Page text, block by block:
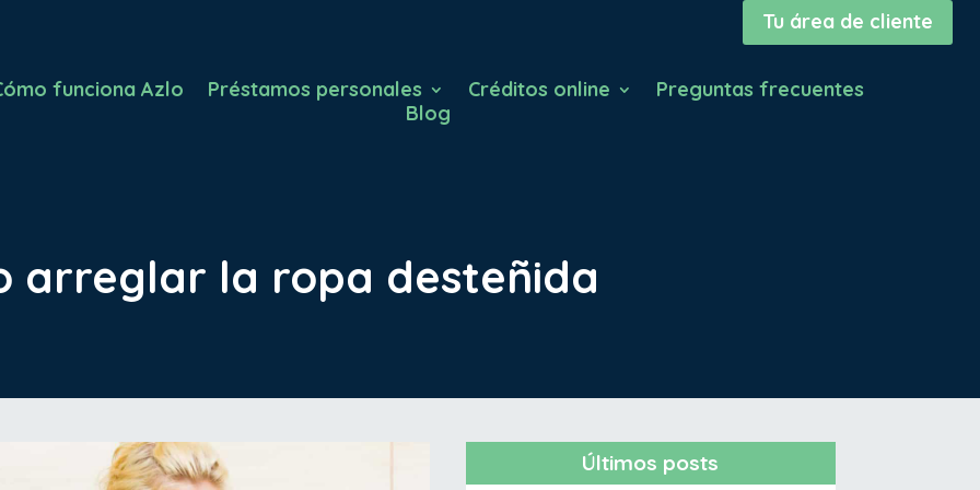
Tu área de cliente
funciona Azlo Préstamos personales Créditos online
Preguntas frecuentes
Blog
arreglar la ropa desteñida
Últimos posts